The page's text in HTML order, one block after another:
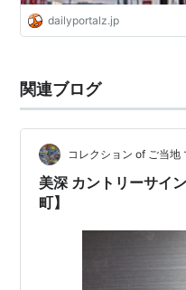
dailyportalz.jp
関連ブログ
コレクション of ご当地
美深 カントリーサイ
町】